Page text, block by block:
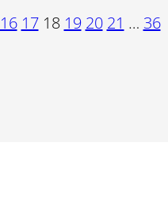
16 17 18 19 20 21 … 36